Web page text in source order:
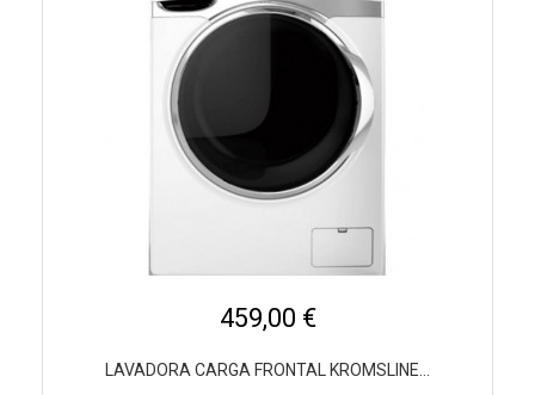
459,00 €
LAVADORA CARGA FRONTAL KROMSLINE...